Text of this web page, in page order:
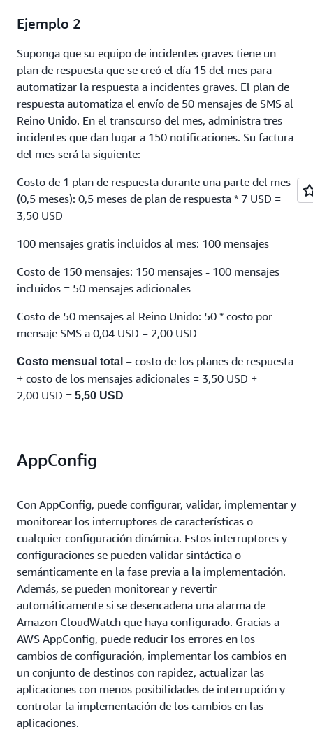
Ejemplo 2
Suponga que su equipo de incidentes graves tiene un
plan de respuesta que se creó el día 15 del mes para
automatizar la respuesta a incidentes graves. El plan de
respuesta automatiza el envío de 50 mensajes de SMS al
Reino Unido. En el transcurso del mes, administra tres
incidentes que dan lugar a 150 notificaciones. Su factura
del mes será la siguiente:
Costo de 1 plan de respuesta durante una parte del mes
(0,5 meses): 0,5 meses de plan de respuesta * 7 USD =
3,50 USD
100 mensajes gratis incluidos al mes: 100 mensajes
Costo de 150 mensajes: 150 mensajes - 100 mensajes
incluidos = 50 mensajes adicionales
Costo de 50 mensajes al Reino Unido: 50 * costo por
mensaje SMS a 0,04 USD = 2,00 USD
Costo mensual total = costo de los planes de respuesta
+ costo de los mensajes adicionales = 3,50 USD +
2,00 USD = 5,50 USD
AppConfig
Con AppConfig, puede configurar, validar, implementar y
monitorear los interruptores de características o
cualquier configuración dinámica. Estos interruptores y
configuraciones se pueden validar sintáctica o
semánticamente en la fase previa a la implementación.
Además, se pueden monitorear y revertir
automáticamente si se desencadena una alarma de
Amazon CloudWatch que haya configurado. Gracias a
AWS AppConfig, puede reducir los errores en los
cambios de configuración, implementar los cambios en
un conjunto de destinos con rapidez, actualizar las
aplicaciones con menos posibilidades de interrupción y
controlar la implementación de los cambios en las
aplicaciones.